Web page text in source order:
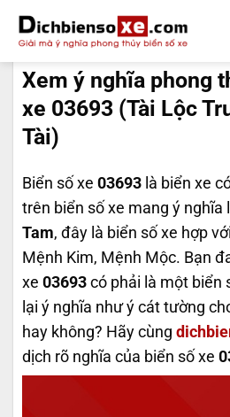
qua
nội
dungXem ý nghĩa phong
xe 03693 (Tài Lộc
Tài)
Biển số xe 03693 là biển xe
trên biển số xe mang ý nghĩa
Tam, đây là biển số xe hợp
Mệnh Kim, Mệnh Mộc. Bạn
xe 03693 có phải là một biển
lại ý nghĩa như ý cát tường
hay không? Hãy cùng
dịch rõ nghĩa của biển số xe